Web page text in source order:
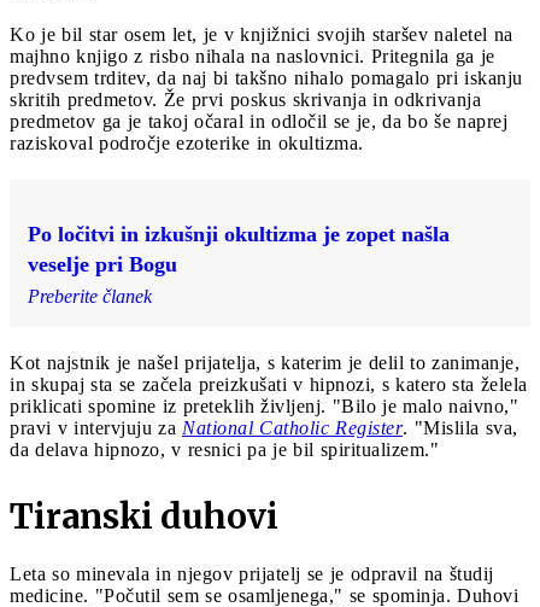
Ko je bil star osem let, je v knjižnici svojih staršev naletel na
majhno knjigo z risbo nihala na naslovnici. Pritegnila ga je
predvsem trditev, da naj bi takšno nihalo pomagalo pri iskanju
skritih predmetov. Že prvi poskus skrivanja in odkrivanja
predmetov ga je takoj očaral in odločil se je, da bo še naprej
raziskoval področje ezoterike in okultizma.
Po ločitvi in izkušnji okultizma je zopet našla
veselje pri Bogu
Preberite članek
Kot najstnik je našel prijatelja, s katerim je delil to zanimanje,
in skupaj sta se začela preizkušati v hipnozi, s katero sta želela
priklicati spomine iz preteklih življenj. "Bilo je malo naivno,"
pravi v intervjuju za National Catholic Register. "Mislila sva,
da delava hipnozo, v resnici pa je bil spiritualizem."
Tiranski duhovi
Leta so minevala in njegov prijatelj se je odpravil na študij
medicine. "Počutil sem se osamljenega," se spominja. Duhovi